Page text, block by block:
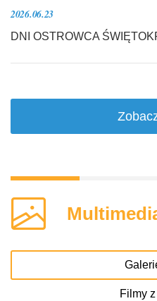
2026.06.23
DNI OSTROWCA
Filmy